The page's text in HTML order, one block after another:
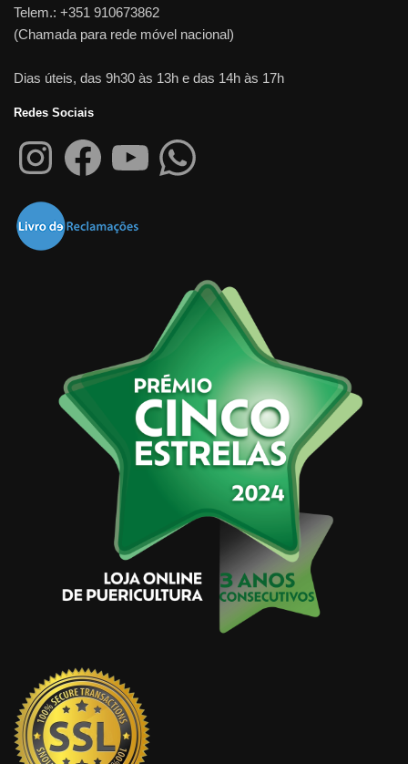
Telem.: +351 910673862
(Chamada para rede móvel nacional)
Dias úteis, das 9h30 às 13h e das 14h às 17h
Redes Sociais